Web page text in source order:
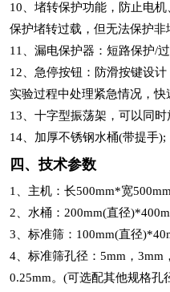
10、堵转保护功能，防止电
保护堵转过载，但无法保护非
11、漏电保护器：短路保护/
12、急停按钮：防滑按键设
实验过程中处理紧急情况，快
13、十字型振荡架，可以同
14、加厚不锈钢水桶(带提手);
四、技术参数
1、主机：长500mm*宽
2、水桶：200mm(直径
3、标准筛：100mm(直径
4、标准筛孔径：5mm，3mm
0.25mm。(可选配其他规格孔